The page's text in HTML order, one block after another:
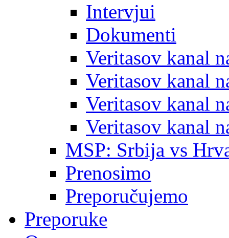
Intervjui
Dokumenti
Veritasov kanal
Veritasov kanal
Veritasov kanal
Veritasov kanal
MSP: Srbija vs
Prenosimo
Preporučujemo
Preporuke